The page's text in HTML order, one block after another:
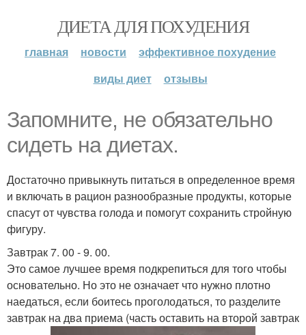
ДИЕТА ДЛЯ ПОХУДЕНИЯ
главная новости
эффективное похудение
виды диет
отзывы
Запомните, не обязательно
сидеть на диетах.
Достаточно привыкнуть питаться в определенное время
и включать в рацион разнообразные продукты, которые
спасут от чувства голода и помогут сохранить стройную
фигуру.
Завтрак 7. 00 - 9. 00.
Это самое лучшее время подкрепиться для того чтобы
основательно. Но это не означает что нужно плотно
наедаться, если боитесь проголодаться, то разделите
завтрак на два приема (часть оставить на второй завтрак